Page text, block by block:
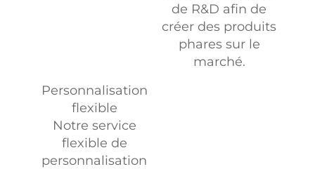
de R&D afin de
créer des produits
phares sur le
marché.
Personnalisation
flexible
Notre service
flexible de
personnalisation